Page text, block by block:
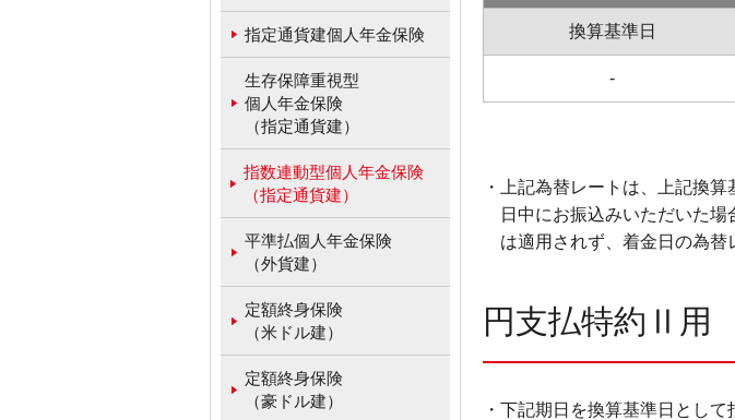
換算基準日
-
・上記為替レートは、上記換
日中にお振込みいただいた
は適用されず、着金日の為替
円支払特約Ⅱ用
・下記期日を換算基準日とし
指定通貨建個人年金保険
生存保障重視型
個人年金保険
（指定通貨建）
指数連動型個人年金保険
（指定通貨建）
平準払個人年金保険
（外貨建）
定額終身保険
（米ドル建）
定額終身保険
（豪ドル建）